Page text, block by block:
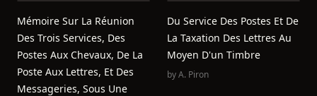
Mémoire Sur La Réunion
Des Trois Services, Des
Postes Aux Chevaux, De La
Poste Aux Lettres, Et Des
Messageries, Sous Une
Du Service Des Postes Et De
La Taxation Des Lettres Au
Moyen D'un Timbre
byA. Piron